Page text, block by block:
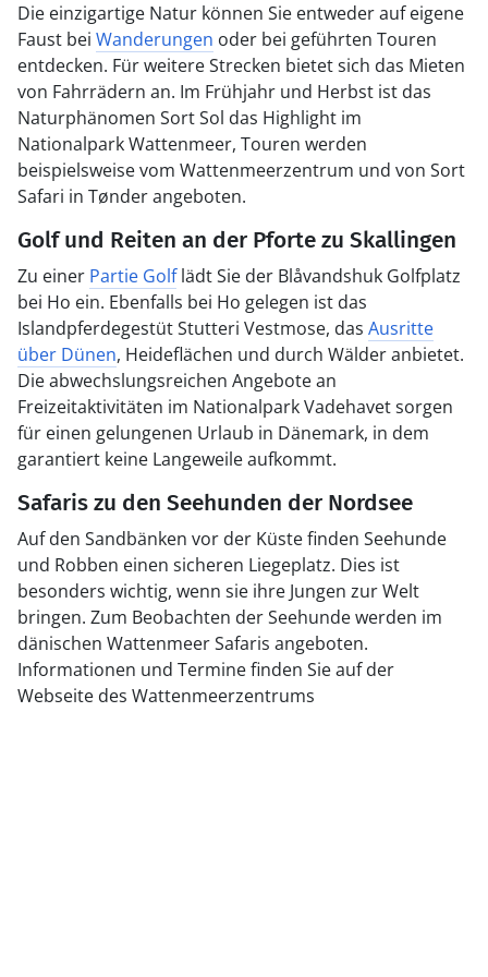
Die einzigartige Natur können Sie entweder auf eigene
Faust bei Wanderungen oder bei geführten Touren
entdecken. Für weitere Strecken bietet sich das Mieten
von Fahrrädern an. Im Frühjahr und Herbst ist das
Naturphänomen Sort Sol das Highlight im
Nationalpark Wattenmeer, Touren werden
beispielsweise vom Wattenmeerzentrum und von Sort
Safari in Tønder angeboten.
Golf und Reiten an der Pforte zu Skallingen
Zu einer Partie Golflädt Sie der Blåvandshuk Golfplatz
bei Ho ein. Ebenfalls bei Ho gelegen ist das
Islandpferdegestüt Stutteri Vestmose, das Ausritte
über Dünen, Heideflächen und durch Wälder anbietet.
Die abwechslungsreichen Angebote an
Freizeitaktivitäten im Nationalpark Vadehavet sorgen
für einen gelungenen Urlaub in Dänemark, in dem
garantiert keine Langeweile aufkommt.
Safaris zu den Seehunden der Nordsee
Auf den Sandbänken vor der Küste finden Seehunde
und Robben einen sicheren Liegeplatz. Dies ist
besonders wichtig, wenn sie ihre Jungen zur Welt
bringen. Zum Beobachten der Seehunde werden im
dänischen Wattenmeer Safaris angeboten.
Informationen und Termine finden Sie auf der
Webseite des Wattenmeerzentrums